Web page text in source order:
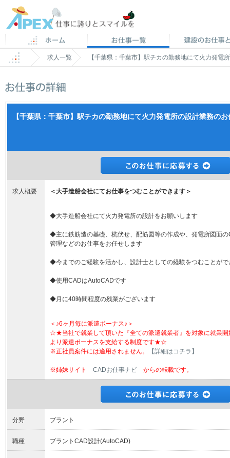
求人一覧 【千葉県：千葉市】駅チカの勤務地にて火力発電
【千葉県：千葉市】駅チカの勤務地にて火力発電所の設計業務の
求人概要 ＜大手造船会社にてお仕事をつむことができます＞
◆大手造船会社にて火力発電所の設計をお願いします
◆主に鉄筋造の基礎、杭伏せ、配筋図等の作成や、発電所図面
管理などのお仕事をお任せします
◆今までのご経験を活かし、設計士としての経験をつむことがで
◆使用CADはAutoCADです
◆月に40時間程度の残業がございます
＜♪6ヶ月毎に派遣ボーナス♪＞
☆★当社で就業して頂いた『全ての派遣就業者』を対象に就業開
より派遣ボーナスを支給する制度です★☆
※正社員案件には適用されません。
【詳細はコチラ】
※姉妹サイト CADお仕事ナビ からの転載です。
分野 プラント
職種 プラントCAD設計(AutoCAD)